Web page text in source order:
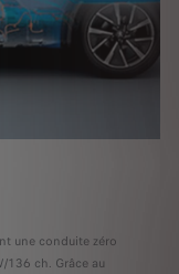
une conduite zéro
ch. Grâce au